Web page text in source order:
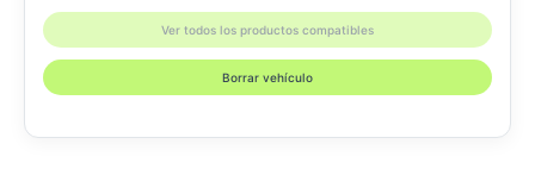
Ver todos los productos compatibles
Borrar vehículo